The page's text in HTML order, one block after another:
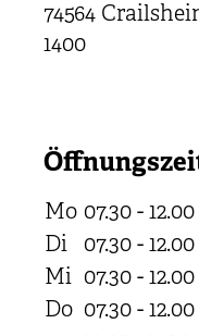
74564
1400
Mo 07.30 - 12.00
Di
07.30 - 12.00
Mi 07.30 - 12.00
Do 07.30 - 12.00